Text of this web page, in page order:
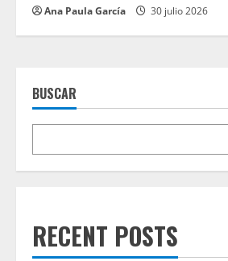
Ana Paula García 30 julio 2026
BUSCAR
RECENT POSTS